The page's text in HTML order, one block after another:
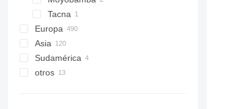
Tacna
Europa
Alemania
Países Bajos
Dinamarca
Asia
Japón
Turquía
Sudamérica
Chile
otros